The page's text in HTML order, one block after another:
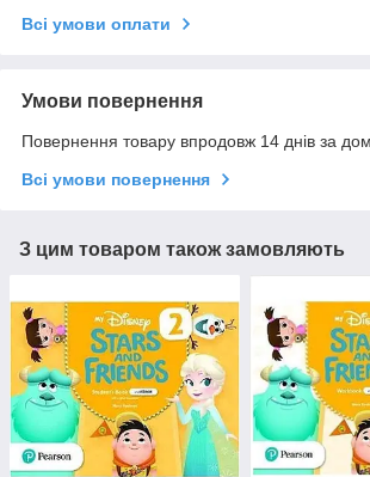
Всі умови оплати
Умови повернення
Повернення товару впродовж 14 днів за
Всі умови повернення
З цим товаром також замовляють